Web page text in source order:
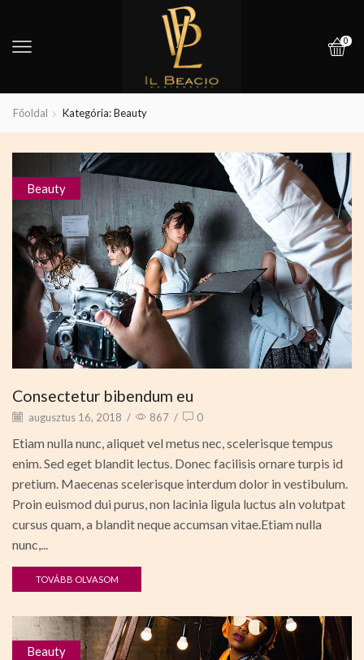
0
Főoldal Kategória: Beauty
Beauty
Consectetur bibendum eu
augusztus 16, 2018 / 867 / 0
Etiam nulla nunc, aliquet vel metus nec, scelerisque tempus
enim. Sed eget blandit lectus. Donec facilisis ornare turpis id
pretium. Maecenas scelerisque interdum dolor in vestibulum.
Proin euismod dui purus, non lacinia ligula luctus aIn volutpat
cursus quam, a blandit neque accumsan vitae.Etiam nulla
nunc,...
TOVÁBB OLVASOM
Beauty